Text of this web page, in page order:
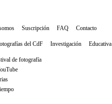
Suscripción FAQ Contacto
del CdF Investigación Educativa
de fotografía